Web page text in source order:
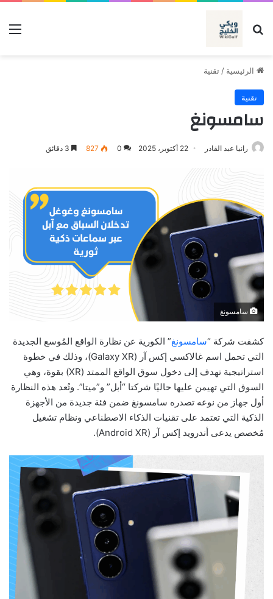
بحث عن
الرئيسية / تقنية
تقنية
سامسونغ
رانيا عبد القادر 22 أكتوبر، 2025 0
827
سامسونغ
كشفت شركة “سامسونغ” الكورية عن نظارة الواقع المُوسع الجديدة
التي تحمل اسم غالاكسي إكس آر (Galaxy XR)، وذلك في خطوة
استراتيجية تهدف إلى دخول سوق الواقع الممتد (XR) بقوة، وهي
السوق التي تهيمن عليها حاليًا شركتا “أبل” و”ميتا”. وتُعد هذه النظارة
أول جهاز من نوعه تصدره سامسونغ ضمن فئة جديدة من الأجهزة
الذكية التي تعتمد على تقنيات الذكاء الاصطناعي ونظام تشغيل
مُخصص يدعى أندرويد إكس آر (Android XR).